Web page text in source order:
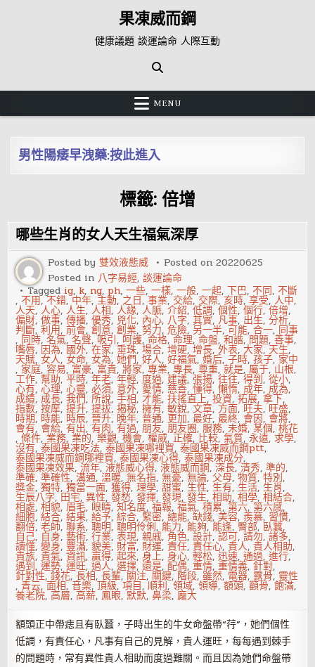
果凍威而鋼
健康議題 談運論命 人際互動
MENU
男性陽痿早洩藥:按此進入
標籤: 倍增
哪些生肖的女人天生福氣深厚
Posted by雙效液態威 Posted on20220625
Posted in 八字易經,談運論命
Tagged ig, k, ng, ph,一些,一樣,一般,一起,下巴,不同,不斷
,不用,不錯,中年,主動, 之日,事業, 交給, 交際,亥時,享受,人中,
人天,人心,人生,人相,人緣,人脈,介紹,低調,個性,個行,倍增,
偏財,做事,傳播,優秀, 兇化, 內心, 八字,其實,凡事, 出生,分析,
判斷,利用,前會,創意,創業,努力,危險, 另一半,可能,合一, 同事
, 同時,名氣,名聲, 吸引, 呵護,命格,命理,命盤,和諧, 問題,善事,
嘴唇, 因為, 國外,在家, 垂珠,場合,增硬,增長,外表,大家, 天生,
天賦,女人,女命,女為,她們,好人,好福氣,婚后,子時,孩子, 家中
, 家庭,容易, 富豪, 富貴,將家,專業,專長,尊重,就是,屬于, 山根,
工作,幫助,平時,年老,年輕,度過, 建議,張揚,往往,得到,從小,
心有,心理,心靈,必須, 意外, 愛情,慈善,懂得,懶惰, 成年, 成為,
成績, 成長,我們,所說,手相,才能,扶搖直上,投資,拓展,拿下,
指數,按摩,提升,提拔,揭秘,擁有,敏銳,文章, 方面, 旺夫, 旺盛,
時期, 時能, 時辰,晉升, 晚年,普通, 更加,最好,最終, 會因, 會將,
會有, 會給,有出,有肉,有過,朋友,朋友圈,服務,未婚,某個,桃花
,條件, 業務,業的,樂觀,機會,權威,正確,比較,氣質,永遠,求學,
沒有,泰國果凍吃法,泰國果凍哪裡買,泰國果凍威而鋼ptt,
泰國果凍威而鋼哪裡買,泰國果凍心得,泰國果凍成分,
泰國果凍效果,流年,液態威心得,液態威而鋼,深長,清秀,準的,
準確,準確性,溝通,溫暖,無名指,無憂,無論,父母,物質,特別,
獎金,獨特,獨當一面,獲得,理學,甜蜜,生性,生有,生活,生肖,
生辰八字, 田宅,異性,發愁,發揮,發現,發生,相助,相學,相結合,
相處,相貌,眉毛, 眼睛,知名度,福報,福氣,積累, 第六, 第六感,
細胞,結合,結果,給予,綜合, 緊密,總能,缺錢,美容,羨慕, 習慣,
翻倍,老師,聯系,聰明,聰明伶俐,能力,能夠,能逢,臀部, 臥蠶,
自己, 自身,藝術,行業,表現,親戚, 角色,設計,認可,請勿,諸多,
讀懂,變身, 豐滿,貌美, 財富, 財運,責任,責任心,貴人,貴人相助,
貴族,貴氣,資訊,贏得,起來,身上,身心,輕松,迅速,通過,進行,
遇到,運勢,運旺,過人,選擇,還是,配偶,重情,重情義, 針對,
針對性,錢花,長相,長輩, 關注, 關鍵, 階段,雖然, 電器, 露骨, 靈性
,青云,面相,音樂,頂級,項目,順利,領域,領導,額頭,顴骨,飽滿,
養老院,高層,高薪,鳳眼, 默默,鼻梁,龐大
額頭正中帶痣且有臥蠶，子時出生的牛女命盤帶“荇”，她們個性
低調，有責任心，凡事有自己的見解，貴人運旺，每每遇到棘手
的問題時，常有異性貴人相助而度過難關。而且因為她們命盤帶